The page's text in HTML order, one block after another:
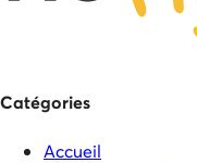
Catégories
Accueil